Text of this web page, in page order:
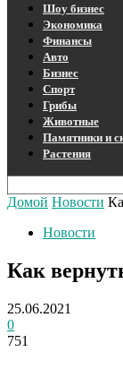
Шоу бизнес
Экономика
Финансы
Авто
Бизнес
Спорт
Грибы
Животные
Памятники и
Растения
Домой Новости
Новости
Как
25.06.2021
0
751